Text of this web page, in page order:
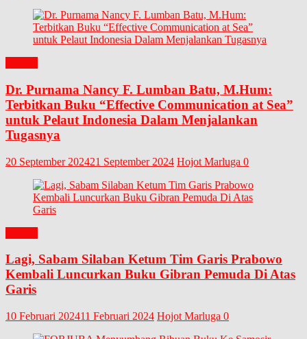
Dr. Purnama Nancy F. Lumban Batu, M.Hum:
Terbitkan Buku “Effective Communication at Sea”
untuk Pelaut Indonesia Dalam Menjalankan
Tugasnya
20 September 202421 September 2024 Hojot Marluga 0
Lagi, Sabam Silaban Ketum Tim Garis Prabowo
Kembali Luncurkan Buku Gibran Pemuda Di Atas
Garis
10 Februari 202411 Februari 2024 Hojot Marluga 0